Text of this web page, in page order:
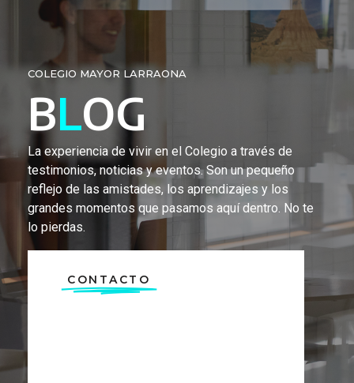
COLEGIO MAYOR LARRAONA
BLOG
La experiencia de vivir en el Colegio a través de
testimonios, noticias y eventos. Son un pequeño
reflejo de las amistades, los aprendizajes y los
grandes momentos que pasamos aquí dentro. No te
lo pierdas.
CONTACTO